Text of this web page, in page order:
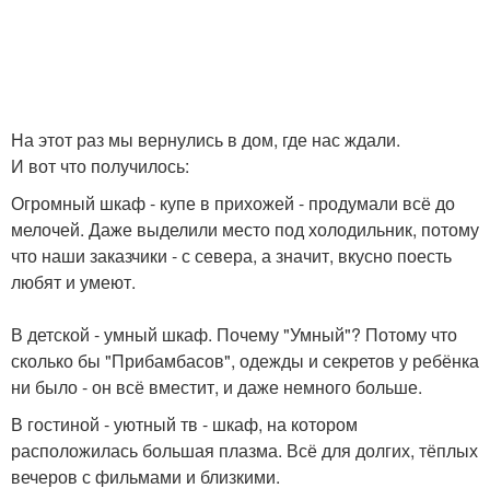
На этот раз мы вернулись в дом, где нас ждали.
И вот что получилось:
Огромный шкаф - купе в прихожей - продумали всё до
мелочей. Даже выделили место под холодильник, потому
что наши заказчики - с севера, а значит, вкусно поесть
любят и умеют.
В детской - умный шкаф. Почему "Умный"? Потому что
сколько бы "Прибамбасов", одежды и секретов у ребёнка
ни было - он всё вместит, и даже немного больше.
В гостиной - уютный тв - шкаф, на котором
расположилась большая плазма. Всё для долгих, тёплых
вечеров с фильмами и близкими.